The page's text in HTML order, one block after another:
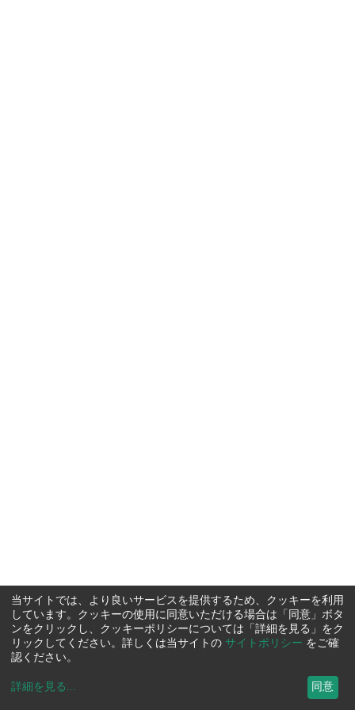
当サイトでは、より良いサービスを提供するため、クッキーを利用
しています。クッキーの使用に同意いただける場合は「同意」ボタ
ンをクリックし、クッキーポリシーについては「詳細を見る」をク
リックしてください。詳しくは当サイトの サイトポリシー をご確
認ください。
詳細を見る ... 同意